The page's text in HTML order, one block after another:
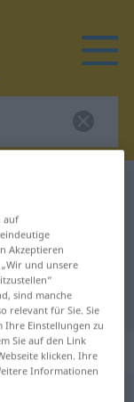
auf
Akzeptieren
und unsere
sind manche
relevant für Sie. Sie
Ihre Einstellungen zu
Sie auf den Link
klicken. Ihre
Informationen